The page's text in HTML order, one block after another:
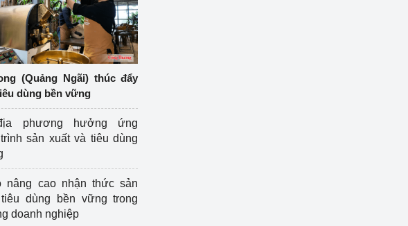
(Quảng Ngãi) thúc đẩy
dùng bền vững
phương hưởng ứng
sản xuất và tiêu dùng
nâng cao nhận thức sản
dùng bền vững trong
doanh nghiệp